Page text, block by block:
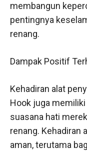
membangun
pentingnya
renang.
Dampak Positif
Kehadiran alat
Hook juga
suasana hati
renang. Kehadiran
aman, terutama